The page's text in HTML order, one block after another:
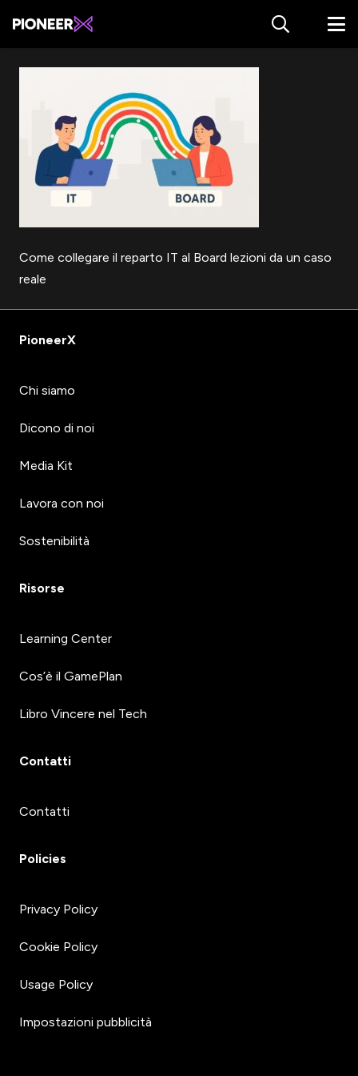
Come collegare il reparto IT al Board lezioni da un caso
reale
PioneerX
Chi siamo
Dicono di noi
Media Kit
Lavora con noi
Sostenibilità
Risorse
Learning Center
Cos’è il GamePlan
Libro Vincere nel Tech
Contatti
Contatti
Policies
Privacy Policy
Cookie Policy
Usage Policy
Impostazioni pubblicità